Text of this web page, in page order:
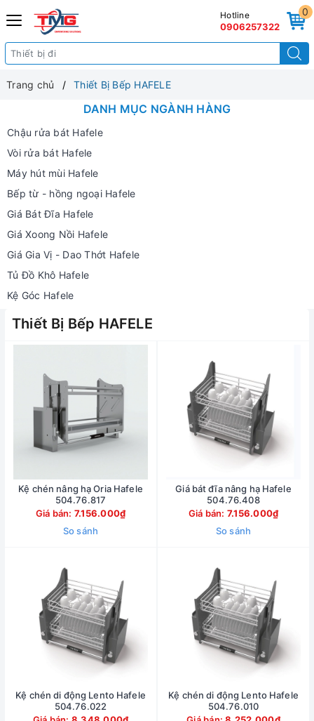
0
Hotline
0906257322
Trang chủ Thiết Bị Bếp HAFELE
DANH MỤC NGÀNH HÀNG
Chậu rửa bát Hafele
Vòi rửa bát Hafele
Máy hút mùi Hafele
Bếp từ - hồng ngoại Hafele
Giá Bát Đĩa Hafele
Giá Xoong Nồi Hafele
Giá Gia Vị - Dao Thớt Hafele
Tủ Đồ Khô Hafele
Kệ Góc Hafele
Thiết Bị Bếp HAFELE
Kệ chén nâng hạ Oria Hafele
504.76.817
Giá bán: 7.156.000₫
So sánh
Giá bát đĩa nâng hạ Hafele
504.76.408
Giá bán: 7.156.000₫
So sánh
Kệ chén di động Lento Hafele
504.76.022
Kệ chén di động Lento Hafele
504.76.010